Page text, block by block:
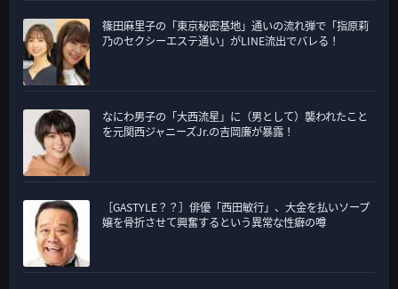
篠田麻里子の「東京秘密基地」通いの流れ弾で「指原莉
乃のセクシーエステ通い」がLINE流出でバレる！
なにわ男子の「大西流星」に（男として）襲われたこと
を元関西ジャニーズJr.の吉岡廉が暴露！
［GASTYLE？？］俳優「西田敏行」、大金を払いソープ
嬢を骨折させて興奮するという異常な性癖の噂